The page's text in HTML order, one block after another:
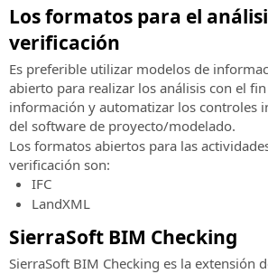
carreteras
SierraSoft
Roads
Design
Studio
Software
BIM
para
de
soporte
técnico
Atención
al
cliente
Atención
al
cliente
pedidos,
facturas,
y
próximos
eventos
presenciales
Eventos
“Online
-
Live”
Toda
la
información
sobre
los
próximos
Los formatos para el
verificación
Es preferible utilizar modelos de
abierto para realizar los análisis con el
información y automatizar los controles
del software de proyecto/modelado.
Los formatos abiertos para las
verificación son:
IFC
LandXML
SierraSoft BIM Checking
SierraSoft BIM Checking es la extensión